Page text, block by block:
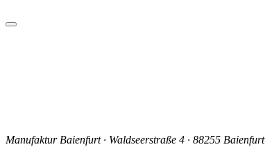
Manufaktur Baienfurt · Waldseerstraße 4 · 88255 Baienfurt